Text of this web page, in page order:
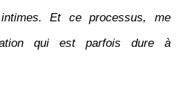
Et ce processus, me
qui est parfois dure à